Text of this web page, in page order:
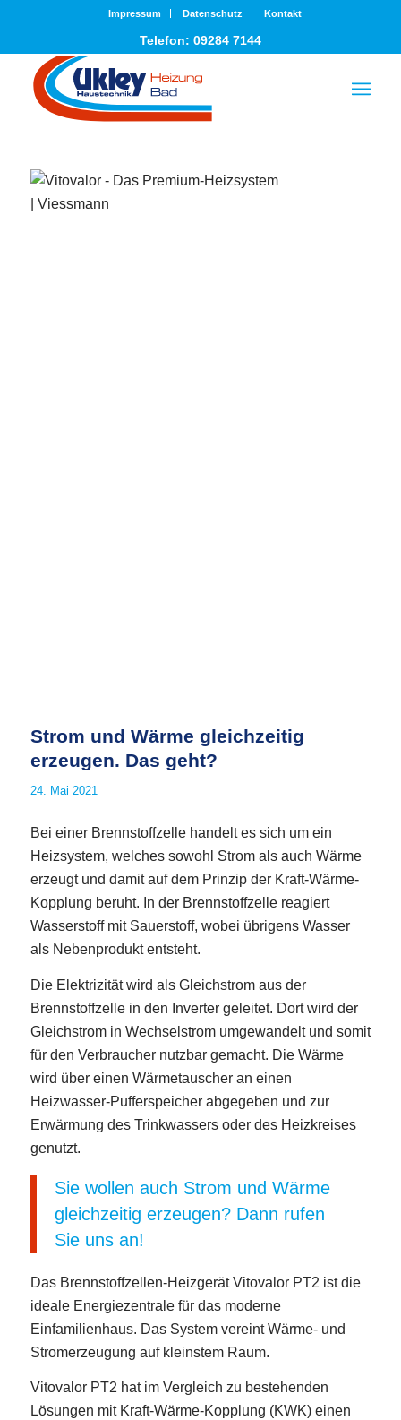
Impressum Datenschutz Kontakt
Telefon: 09284 7144
Strom und Wärme gleichzeitig
erzeugen. Das geht?
24. Mai 2021
Bei einer Brennstoffzelle handelt es sich um ein
Heizsystem, welches sowohl Strom als auch Wärme
erzeugt und damit auf dem Prinzip der Kraft-Wärme-
Kopplung beruht. In der Brennstoffzelle reagiert
Wasserstoff mit Sauerstoff, wobei übrigens Wasser
als Nebenprodukt entsteht.
Die Elektrizität wird als Gleichstrom aus der
Brennstoffzelle in den Inverter geleitet. Dort wird der
Gleichstrom in Wechselstrom umgewandelt und somit
für den Verbraucher nutzbar gemacht. Die Wärme
wird über einen Wärmetauscher an einen
Heizwasser-Pufferspeicher abgegeben und zur
Erwärmung des Trinkwassers oder des Heizkreises
genutzt.
Sie wollen auch Strom und Wärme
gleichzeitig erzeugen? Dann rufen
Sie uns an!
Das Brennstoffzellen-Heizgerät Vitovalor PT2 ist die
ideale Energiezentrale für das moderne
Einfamilienhaus. Das System vereint Wärme- und
Stromerzeugung auf kleinstem Raum.
Vitovalor PT2 hat im Vergleich zu bestehenden
Lösungen mit Kraft-Wärme-Kopplung (KWK) einen